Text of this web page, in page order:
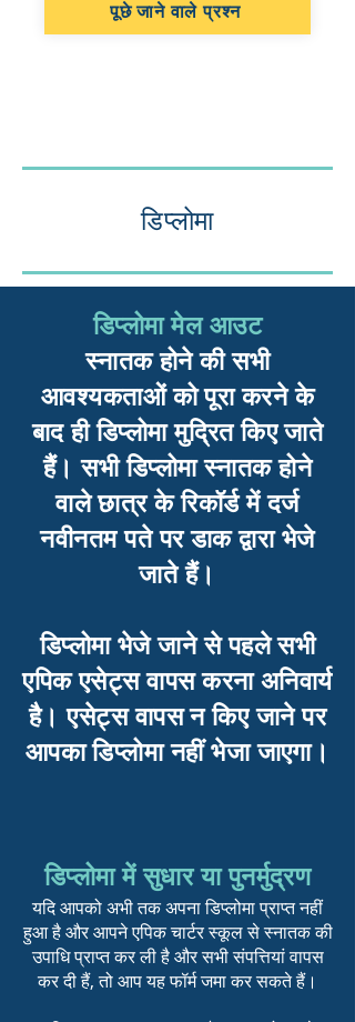
पूछे जाने वाले प्रश्न
डिप्लोमा
डिप्लोमा मेल आउट
स्नातक होने की सभी
आवश्यकताओं को पूरा करने के
बाद ही डिप्लोमा मुद्रित किए जाते
हैं। सभी डिप्लोमा स्नातक होने
वाले छात्र के रिकॉर्ड में दर्ज
नवीनतम पते पर डाक द्वारा भेजे
जाते हैं।
डिप्लोमा भेजे जाने से पहले सभी
एपिक एसेट्स वापस करना अनिवार्य
है। एसेट्स वापस न किए जाने पर
आपका डिप्लोमा नहीं भेजा जाएगा।
डिप्लोमा में सुधार या पुनर्मुद्रण
यदि आपको अभी तक अपना डिप्लोमा प्राप्त नहीं
हुआ है और आपने एपिक चार्टर स्कूल से स्नातक की
उपाधि प्राप्त कर ली है और सभी संपत्तियां वापस
कर दी हैं, तो आप यह फॉर्म जमा कर सकते हैं।